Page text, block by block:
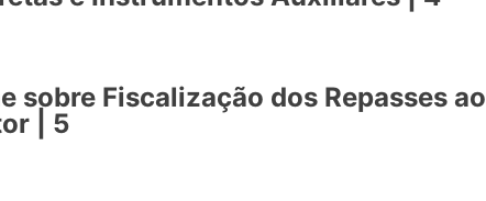
sobre Fiscalização dos Repasses ao
| 5